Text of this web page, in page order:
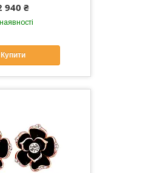
940 ₴
Купити